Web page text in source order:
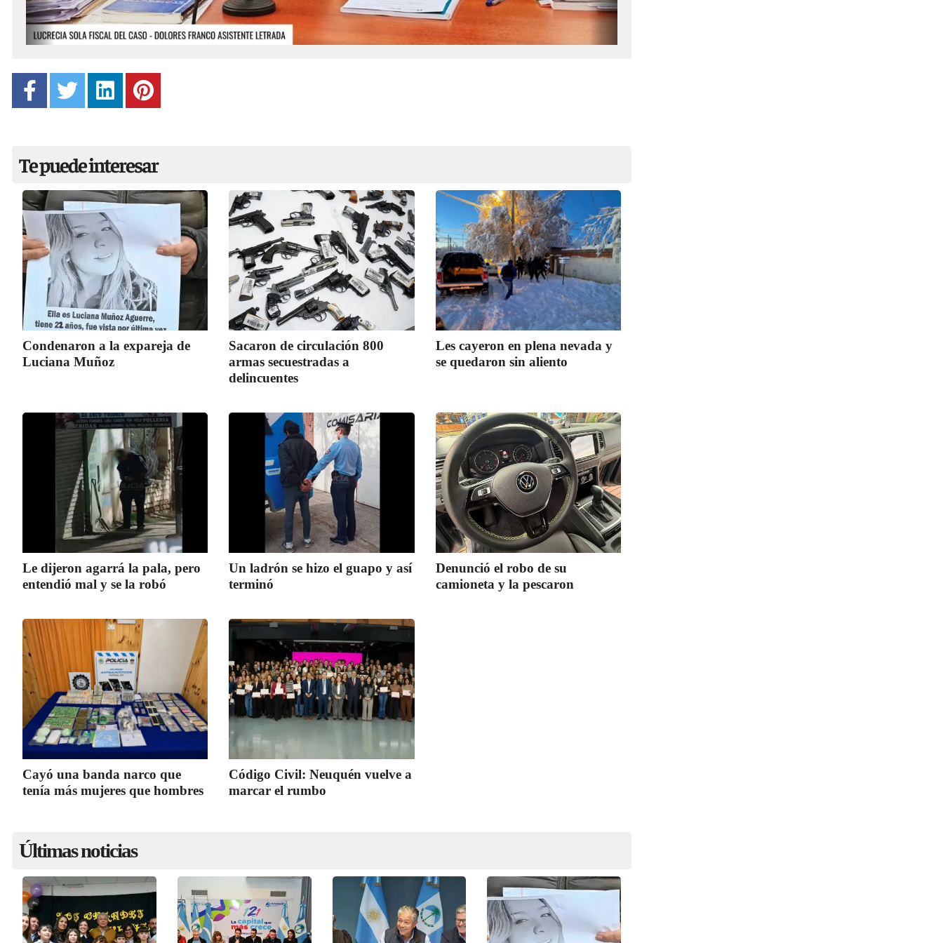
Te puede interesar
Condenaron a la expareja de
Luciana Muñoz
Sacaron de circulación 800
armas secuestradas a
delincuentes
Les cayeron en plena nevada y
se quedaron sin aliento
Le dijeron agarrá la pala, pero
entendió mal y se la robó
Un ladrón se hizo el guapo y así
terminó
Denunció el robo de su
camioneta y la pescaron
Cayó una banda narco que
tenía más mujeres que hombres
Código Civil: Neuquén vuelve a
marcar el rumbo
Últimas noticias